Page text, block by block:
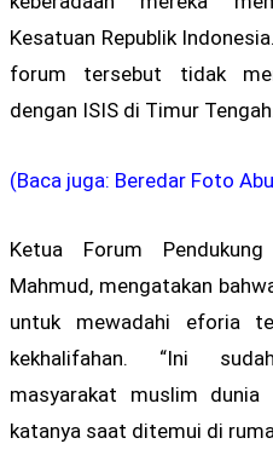
Kesatuan Republik
forum tersebut tidak
dengan ISIS di Timur
(Baca juga: Beredar Foto
Ketua Forum
Mahmud, mengatakan
untuk mewadahi eforia
kekhalifahan. “Ini
masyarakat muslim dunia
katanya saat ditemui di